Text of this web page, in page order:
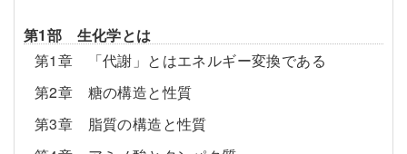
第1部 生化学とは
第1章 「代謝」とはエネルギー変換である
第2章 糖の構造と性質
第3章 脂質の構造と性質